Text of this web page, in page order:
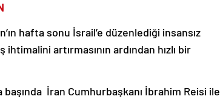
hafta sonu İsrail’e düzenlediği insansız
artırmasının ardından hızlı bir
İran Cumhurbaşkanı İbrahim Reisi ile